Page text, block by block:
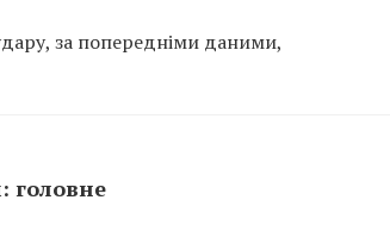
за попередніми даними,
головне